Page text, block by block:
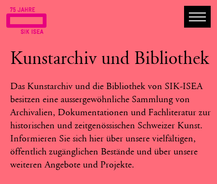
Kunstarchiv und Bibliothek
Das Kunstarchiv und die Bibliothek von SIK-ISEA
besitzen eine aussergewöhnliche Sammlung von
Archivalien, Dokumentationen und Fachliteratur zur
historischen und zeitgenössischen Schweizer Kunst.
Informieren Sie sich hier über unsere vielfältigen,
öffentlich zugänglichen Bestände und über unsere
weiteren Angebote und Projekte.